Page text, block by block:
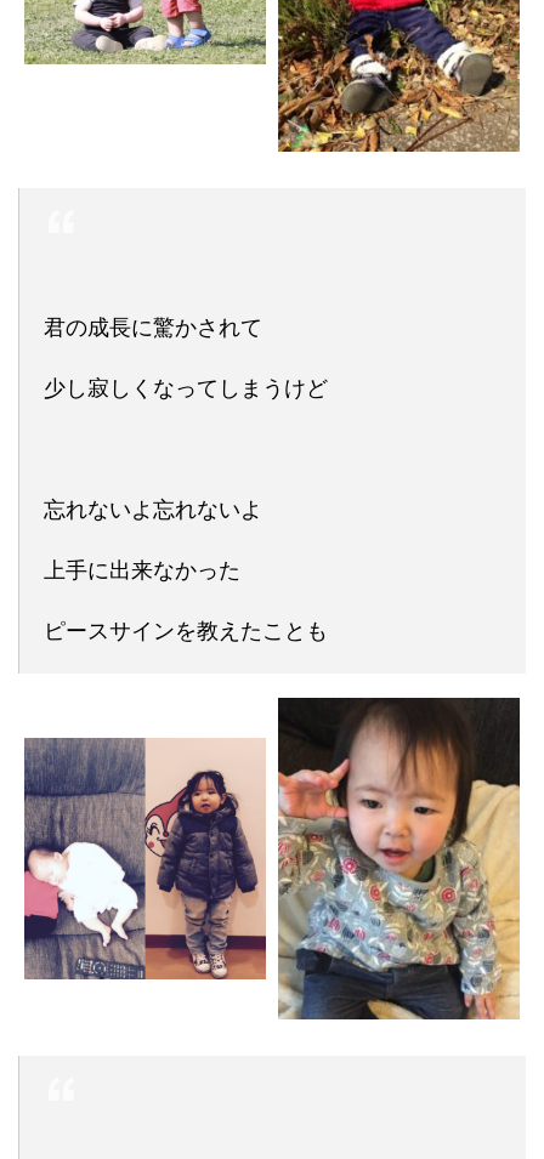
君の成長に驚かされて
少し寂しくなってしまうけど
忘れないよ忘れないよ
上手に出来なかった
ピースサインを教えたことも